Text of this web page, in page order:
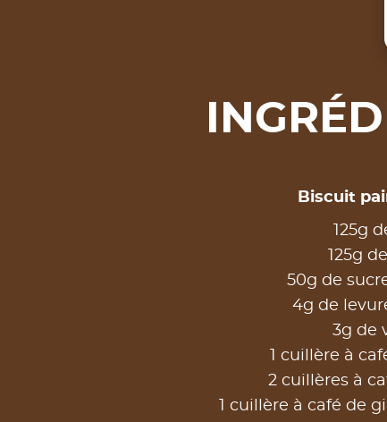
Biscuit
125g
125g
50g de
4g de
3g de
1 cuillère à
2 cuillères à
1 cuillère à café de